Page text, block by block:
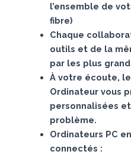
l’ensemble de
fibre)
Chaque
outils et de la
par les plus
À votre écoute,
Ordinateur vous
personnalisées
problème.
Ordinateurs PC
connectés :